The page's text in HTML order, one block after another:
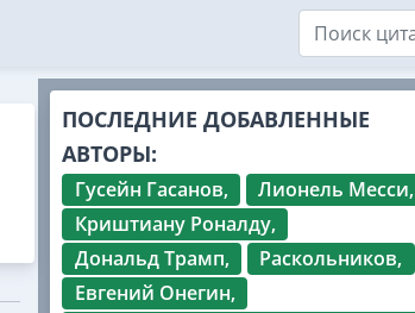
ПОСЛЕДНИЕ ДОБАВЛЕННЫЕ
АВТОРЫ:
Гусейн Гасанов,
Лионель Месси,
Криштиану Роналду,
Дональд Трамп,
Раскольников,
Евгений Онегин,